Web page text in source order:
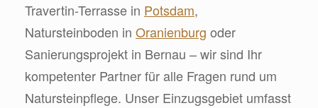
Travertin-Terrasse in Potsdam,
Natursteinboden in Oranienburg oder
Sanierungsprojekt in Bernau – wir sind Ihr
kompetenter Partner für alle Fragen rund um
Natursteinpflege. Unser Einzugsgebiet umfasst